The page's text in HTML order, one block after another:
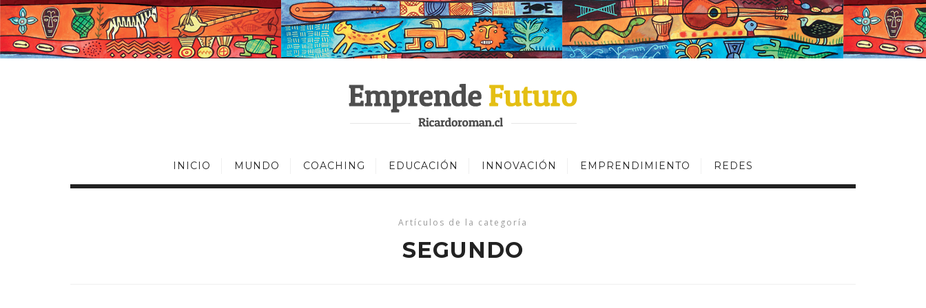
INICIO MUNDO COACHING EDUCACIÓN INNOVACIÓN EMPRENDIMIENTO REDES
Artículos de la categoría
SEGUNDO